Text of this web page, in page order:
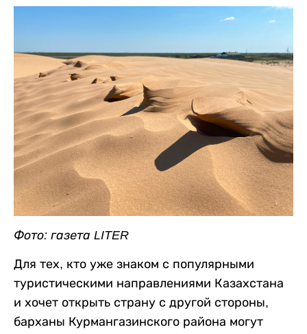
Фото: газета LITER
Для тех, кто уже знаком с популярными
туристическими направлениями Казахстана
и хочет открыть страну с другой стороны,
барханы Курмангазинского района могут